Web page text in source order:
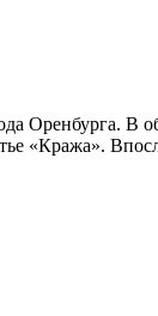
Оренбурга. В
«Кража».